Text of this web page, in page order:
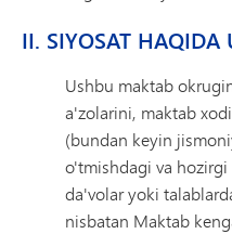
II. SIYOSAT HAQIDA
Ushbu maktab
a'zolarini, maktab
(bundan keyin
o'tmishdagi va
da'volar yoki
nisbatan Maktab